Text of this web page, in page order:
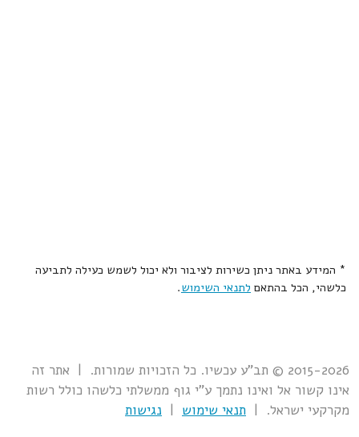
* המידע באתר ניתן כשירות לציבור ולא יכול לשמש כעילה לתביעה
כלשהי, הכל בהתאם לתנאי השימוש.
2015-2026 © תב"ע עכשיו. כל הזכויות שמורות. | אתר זה
אינו קשור אל ואינו נתמך ע"י גוף ממשלתי כלשהו כולל רשות
מקרקעי ישראל. | תנאי שימוש | נגישות